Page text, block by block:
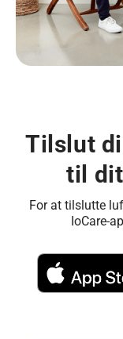
Tilslut
til
For at tilslutte
IoCare-